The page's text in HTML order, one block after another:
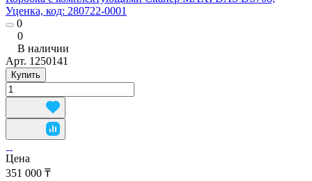
Уценка, код: 280722-0001
0
0
В наличии
Арт. 1250141
Купить
Цена
351 000 ₸